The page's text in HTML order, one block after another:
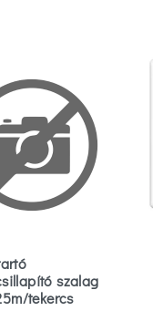
szalag
tekercs